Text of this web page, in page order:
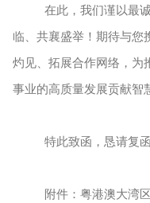
在此，我们谨以最
临、共襄盛举！期待与您
灼见、拓展合作网络，为
事业的高质量发展贡献智
特此致函，恳请复
附件：粤港澳大湾